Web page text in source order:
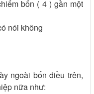
bốn ( 4 ) gần một
nói không
ngoài bốn điều trên,
nữa như: